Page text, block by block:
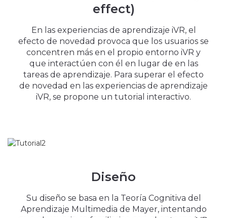
effect)
En las experiencias de aprendizaje iVR, el
efecto de novedad provoca que los usuarios se
concentren más en el propio entorno iVR y
que interactúen con él en lugar de en las
tareas de aprendizaje. Para superar el efecto
de novedad en las experiencias de aprendizaje
iVR, se propone un tutorial interactivo.
Diseño
Su diseño se basa en la Teoría Cognitiva del
Aprendizaje Multimedia de Mayer, intentando